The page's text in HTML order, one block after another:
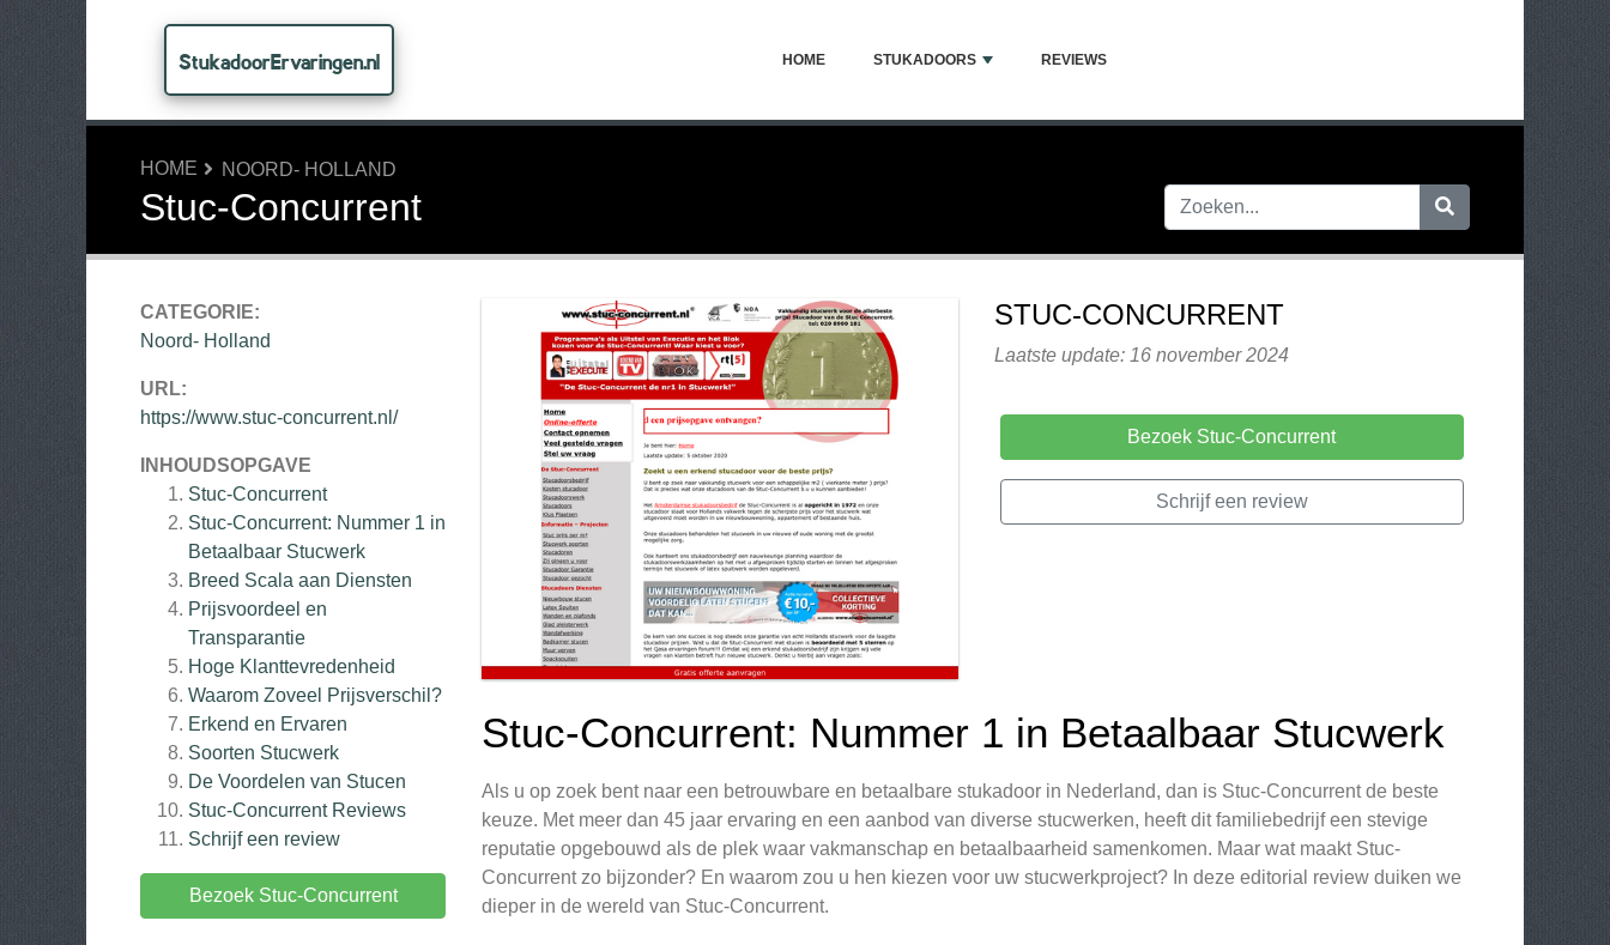
StukadoorErvaringen.nl HOME STUKADOORS REVIEWS
HOME NOORD- HOLLAND
Stuc-Concurrent
CATEGORIE:
Noord- Holland
URL:
https://www.stuc-concurrent.nl/
INHOUDSOPGAVE
Stuc-Concurrent
Stuc-Concurrent: Nummer 1 in
Betaalbaar Stucwerk
Breed Scala aan Diensten
Prijsvoordeel en
Transparantie
Hoge Klanttevredenheid
Waarom Zoveel Prijsverschil?
Erkend en Ervaren
Soorten Stucwerk
De Voordelen van Stucen
Stuc-ConcurrentReviews
Schrijf een review
Bezoek Stuc-Concurrent
STUC-CONCURRENT
Laatste update: 16 november 2024
Bezoek Stuc-Concurrent
Schrijf een review
Stuc-Concurrent: Nummer 1 in Betaalbaar Stucwerk
Als u op zoek bent naar een betrouwbare en betaalbare stukadoor in Nederland, dan is Stuc-Concurrent de beste
keuze. Met meer dan 45 jaar ervaring en een aanbod van diverse stucwerken, heeft dit familiebedrijf een stevige
reputatie opgebouwd als de plek waar vakmanschap en betaalbaarheid samenkomen. Maar wat maakt Stuc-
Concurrent zo bijzonder? En waarom zou u hen kiezen voor uw stucwerkproject? In deze editorial review duiken we
dieper in de wereld van Stuc-Concurrent.